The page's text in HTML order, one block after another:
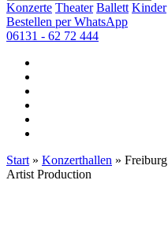
Konzerte Theater Ballett Kinder
Bestellen per WhatsApp
06131 - 62 72 444
Start » Konzerthallen » Freiburg
Artist Production